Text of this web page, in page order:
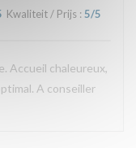
Kwaliteit / Prijs : 5/5
Accueil chaleureux,
A conseiller